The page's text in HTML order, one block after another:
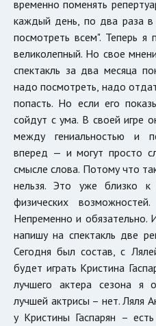
временно поменять
каждый день, по два раза
посмотреть всем". Теперь я
великолепный. Но свое
спектакль за два месяца
надо посмотреть, надо
попасть. Но если его
сойдут с ума. В своей игре
между гениальностью и
вперед — и могут просто
смысле слова. Потому что
нельзя. Это уже близко к
физических
Непременно и обязательно.
напишу на спектакль две
Сегодня был состав, с
будет играть Кристина
лучшего актера сезона я
лучшей актрисы – нет. Ляля
у Кристины Гаспарян –